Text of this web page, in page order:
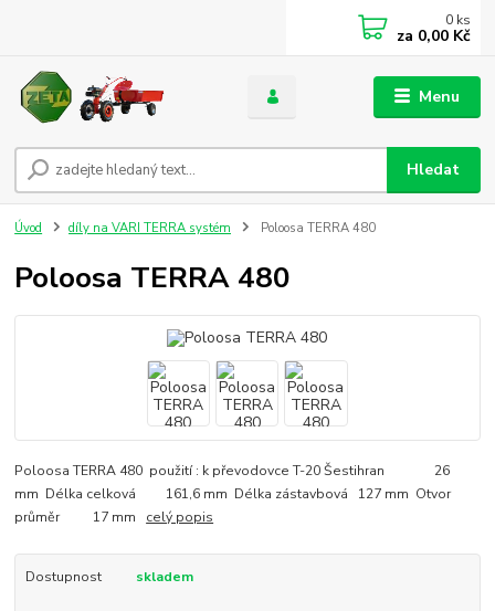
Menu
Hledat
0 ks
za 0,00 Kč
Úvod díly na VARI TERRA systém Poloosa TERRA 480
Poloosa TERRA 480
Poloosa TERRA 480 použití : k převodovce T-20 Šestihran 26
mm Délka celková 161,6 mm Délka zástavbová 127 mm Otvor
průměr 17 mm celý popis
Dostupnost skladem